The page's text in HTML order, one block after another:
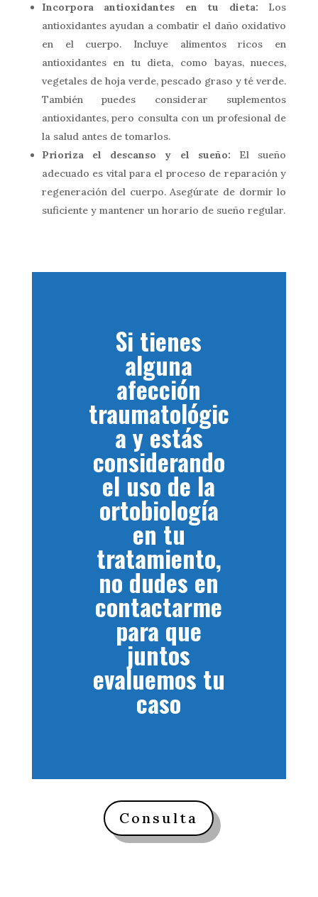
Incorpora antioxidantes en tu dieta: Los
antioxidantes ayudan a combatir el daño oxidativo
en el cuerpo. Incluye alimentos ricos en
antioxidantes en tu dieta, como bayas, nueces,
vegetales de hoja verde, pescado graso y té verde.
También puedes considerar suplementos
antioxidantes, pero consulta con un profesional de
la salud antes de tomarlos.
Prioriza el descanso y el sueño: El sueño
adecuado es vital para el proceso de reparación y
regeneración del cuerpo. Asegúrate de dormir lo
suficiente y mantener un horario de sueño regular.
Si tienes
alguna
afección
traumatológic
a y estás
considerando
el uso de la
ortobiología
en tu
tratamiento,
no dudes en
contactarme
para que
juntos
evaluemos tu
caso
Consulta